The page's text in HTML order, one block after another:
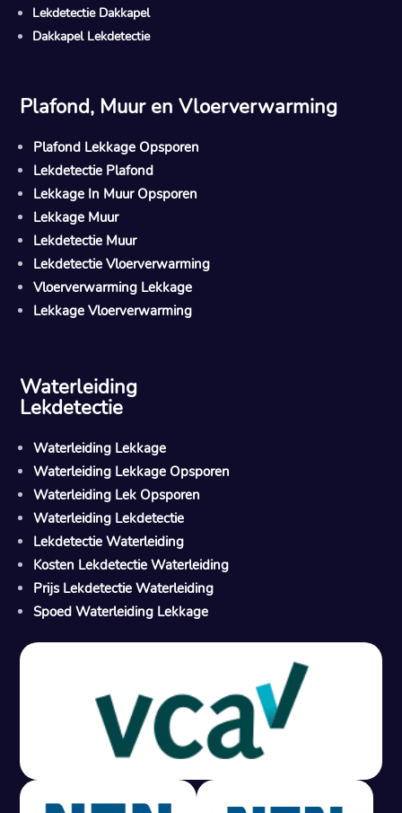
M
Gratis offerte in 24 uur
Geen lekkage? Geen betaling.
Lekdetectie Dakkapel
Dakkapel Lekdetectie
Plafond, Muur en Vloerverwarming
Plafond Lekkage Opsporen
Lekdetectie Plafond
Lekkage In Muur Opsporen
Lekkage Muur
Lekdetectie Muur
Lekdetectie Vloerverwarming
Vloerverwarming Lekkage
Lekkage Vloerverwarming
Waterleiding
Lekdetectie
Waterleiding Lekkage
Waterleiding Lekkage Opsporen
Waterleiding Lek Opsporen
Waterleiding Lekdetectie
Lekdetectie Waterleiding
Kosten Lekdetectie Waterleiding
Prijs Lekdetectie Waterleiding
Spoed Waterleiding Lekkage